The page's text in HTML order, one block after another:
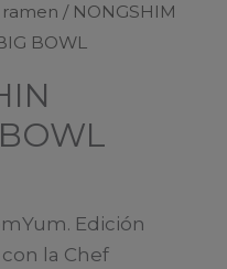
/ NONGSHIM
BOWL
Edición
la Chef